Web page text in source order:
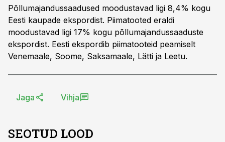
Põllumajandussaadused moodustavad ligi 8,4% kogu
Eesti kaupade ekspordist. Piimatooted eraldi
moodustavad ligi 17% kogu põllumajandussaaduste
ekspordist. Eesti ekspordib piimatooteid peamiselt
Venemaale, Soome, Saksamaale, Lätti ja Leetu.
Jaga Vihja
SEOTUD LOOD